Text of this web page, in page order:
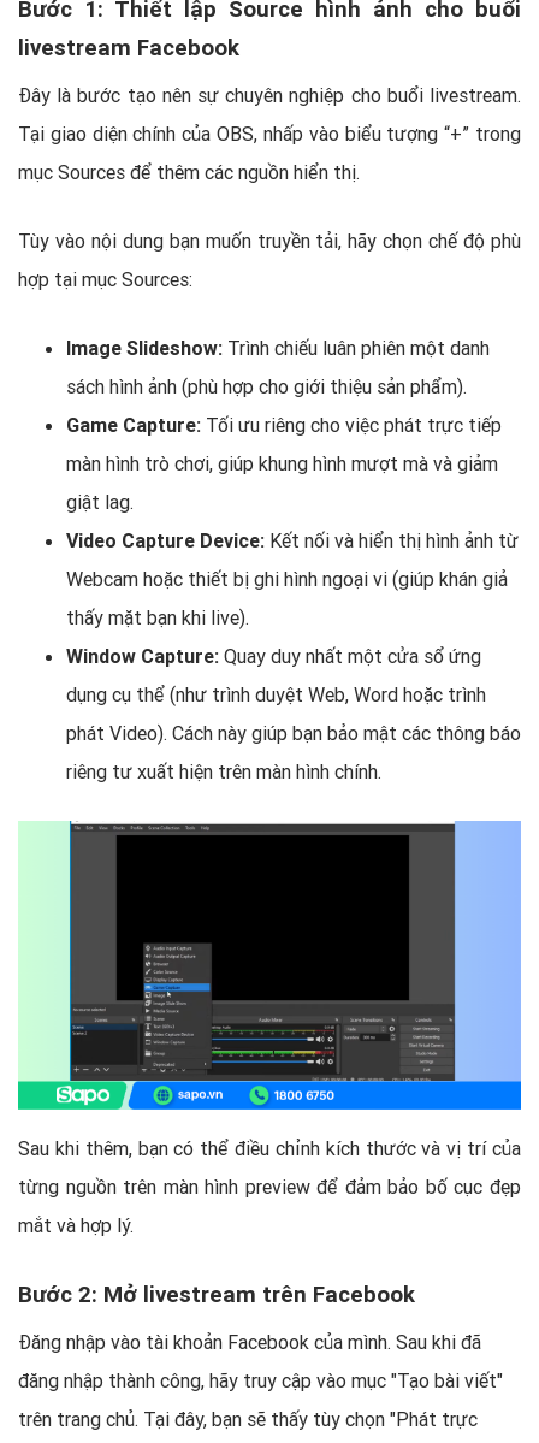
Bước 1: Thiết lập Source hình ảnh cho buổi
livestream Facebook
Đây là bước tạo nên sự chuyên nghiệp cho buổi livestream.
Tại giao diện chính của OBS, nhấp vào biểu tượng “+” trong
mục Sources để thêm các nguồn hiển thị.
Tùy vào nội dung bạn muốn truyền tải, hãy chọn chế độ phù
hợp tại mục Sources:
Image Slideshow: Trình chiếu luân phiên một danh
sách hình ảnh (phù hợp cho giới thiệu sản phẩm).
Game Capture: Tối ưu riêng cho việc phát trực tiếp
màn hình trò chơi, giúp khung hình mượt mà và giảm
giật lag.
Video Capture Device: Kết nối và hiển thị hình ảnh từ
Webcam hoặc thiết bị ghi hình ngoại vi (giúp khán giả
thấy mặt bạn khi live).
Window Capture: Quay duy nhất một cửa sổ ứng
dụng cụ thể (như trình duyệt Web, Word hoặc trình
phát Video). Cách này giúp bạn bảo mật các thông báo
riêng tư xuất hiện trên màn hình chính.
Sau khi thêm, bạn có thể điều chỉnh kích thước và vị trí của
từng nguồn trên màn hình preview để đảm bảo bố cục đẹp
mắt và hợp lý.
Bước 2: Mở livestream trên Facebook
Đăng nhập vào tài khoản Facebook của mình. Sau khi đã
đăng nhập thành công, hãy truy cập vào mục "Tạo bài viết"
trên trang chủ. Tại đây, bạn sẽ thấy tùy chọn "Phát trực